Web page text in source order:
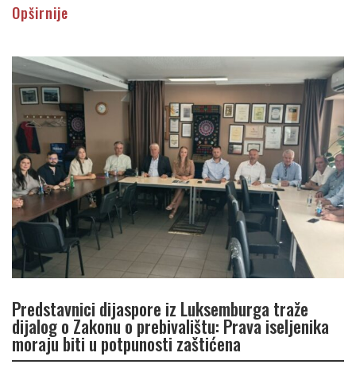
Opširnije
Predstavnici dijaspore iz Luksemburga traže
dijalog o Zakonu o prebivalištu: Prava iseljenika
moraju biti u potpunosti zaštićena